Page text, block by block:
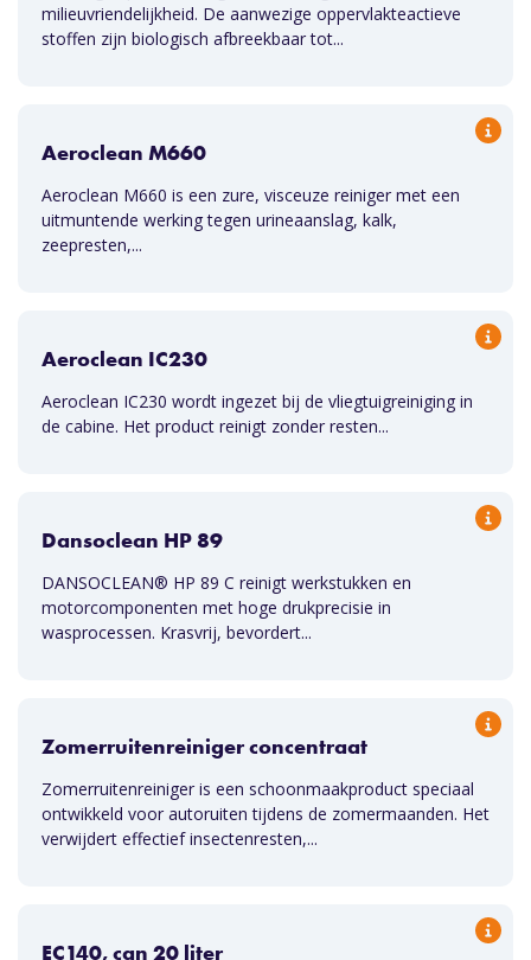
milieuvriendelijkheid. De aanwezige oppervlakteactieve
stoffen zijn biologisch afbreekbaar tot...
Aeroclean M660
Aeroclean M660 is een zure, visceuze reiniger met een
uitmuntende werking tegen urineaanslag, kalk,
zeepresten,...
Aeroclean IC230
Aeroclean IC230 wordt ingezet bij de vliegtuigreiniging in
de cabine. Het product reinigt zonder resten...
Dansoclean HP 89
DANSOCLEAN® HP 89 C reinigt werkstukken en
motorcomponenten met hoge drukprecisie in
wasprocessen. Krasvrij, bevordert...
Zomerruitenreiniger concentraat
Zomerruitenreiniger is een schoonmaakproduct speciaal
ontwikkeld voor autoruiten tijdens de zomermaanden. Het
verwijdert effectief insectenresten,...
EC140, can 20 liter